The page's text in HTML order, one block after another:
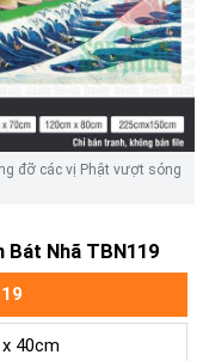
đỡ các vị Phật vượt sóng
Bát Nhã TBN119
40cm